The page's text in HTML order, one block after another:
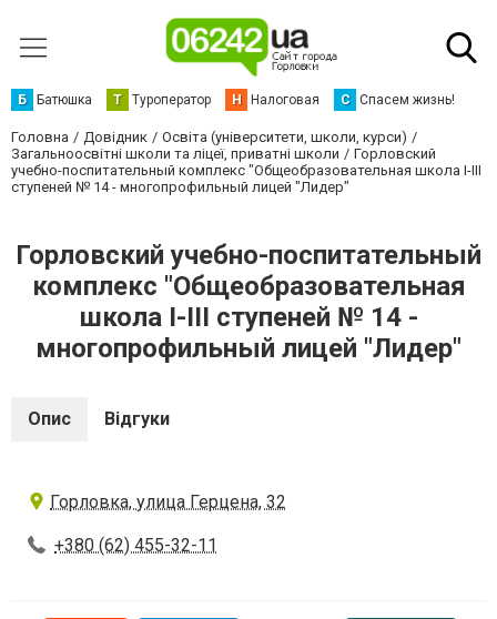
Б Батюшка Т Туроператор Н Налоговая С Спасем жизнь!
Головна Довідник
Освіта (університети, школи, курси)
Загальноосвітні школи та ліцеї, приватні школи
Горловский
учебно-поспитательный комплекс "Общеобразовательная школа I-III
ступеней № 14 - многопрофильный лицей "Лидер"
Горловский учебно-поспитательный
комплекс "Общеобразовательная
школа I-III ступеней № 14 -
многопрофильный лицей "Лидер"
Опис Відгуки
Горловка, улица Герцена, 32
+380 (62) 455-32-11